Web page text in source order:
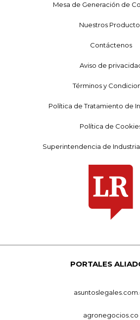
Mesa de Generación de
Nuestros
Contáctenos
Aviso de
Términos y
Política de Tratamiento de
Política de
Superintendencia de
PORTALES
agronegocios.co